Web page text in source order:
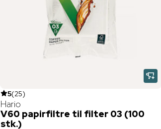
5(25)
Hario
V60 papirfiltre til filter 03 (100
stk.)